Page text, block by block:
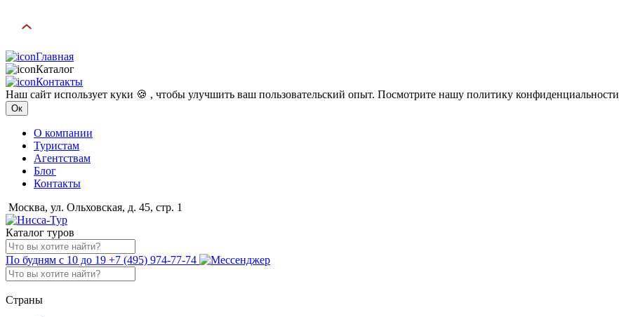
Главная
Каталог
Контакты
Наш сайт использует куки 🍪 , чтобы улучшить ваш пользовательский опыт. Посмотрите нашу политику
Ок
О компании
Туристам
Агентствам
Блог
Контакты
Москва, ул. Ольховская, д. 45, стр. 1
Каталог туров
По будням с 10 до 19 +7 (495) 974-77-74
Страны